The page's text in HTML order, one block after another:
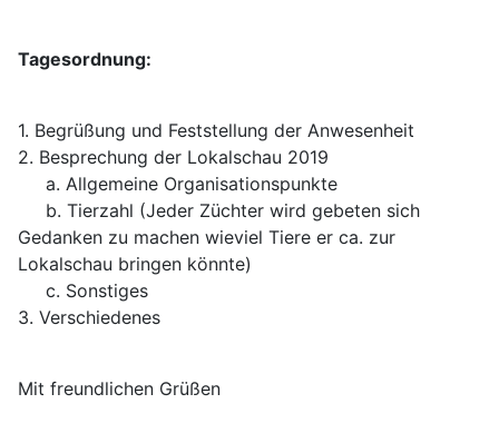
Tagesordnung:
1. Begrüßung und Feststellung der Anwesenheit
2. Besprechung der Lokalschau 2019
a. Allgemeine Organisationspunkte
b. Tierzahl (Jeder Züchter wird gebeten sich
Gedanken zu machen wieviel Tiere er ca. zur
Lokalschau bringen könnte)
c. Sonstiges
3. Verschiedenes
Mit freundlichen Grüßen